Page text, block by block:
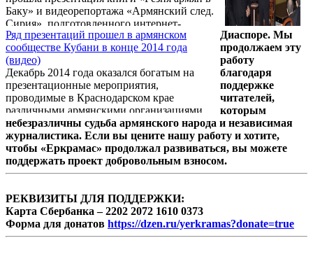
курсов исторического факультета АГПА.
Баку» и видеорепортажа «Армянский след.
Сирия», подготовленного интернет-
сообществом «Антитопор». Как сообщает
Информационный Центр газеты армян
России «Еркрамас», мероприятие было
организовано и проведено Сочинской
городской организацией «Народная
Память».
Ряд презентаций прошел в армянском
сообществе Кубани в конце 2014 года
(видео)
Декабрь 2014 года оказался богатым на
презентационные мероприятия,
проводимые в Краснодарском крае
различными армянскими организациями.
Диаспоре. Мы
продолжаем эту
работу
благодаря
поддержке
читателей,
которым
небезразличны судьба армянского народа и независимая
журналистика. Если вы цените нашу работу и хотите,
чтобы «Еркрамас» продолжал развиваться, вы можете
поддержать проект добровольным взносом.
РЕКВИЗИТЫ ДЛЯ ПОДДЕРЖКИ:
Карта Сбербанка – 2202 2072 1610 0373
Форма для донатов https://dzen.ru/yerkramas?donate=true